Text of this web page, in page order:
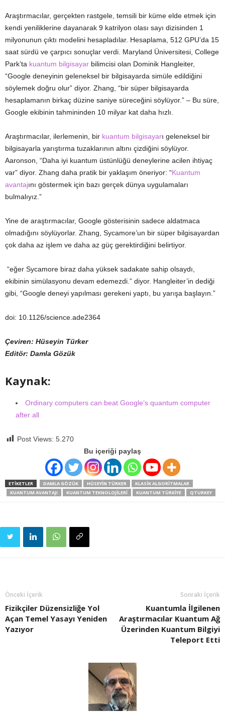
Araştırmacılar, gerçekten rastgele, temsili bir küme elde etmek için
kendi yeniliklerine dayanarak 9 katrilyon olası sayı dizisinden 1
milyonunun çıktı modelini hesapladılar. Hesaplama, 512 GPU’da 15
saat sürdü ve çarpıcı sonuçlar verdi. Maryland Üniversitesi, College
Park’ta kuantum bilgisayar bilimcisi olan Dominik Hangleiter,
“Google deneyinin geleneksel bir bilgisayarda simüle edildiğini
söylemek doğru olur” diyor. Zhang, “bir süper bilgisayarda
hesaplamanın birkaç düzine saniye süreceğini söylüyor.” – Bu süre,
Google ekibinin tahmininden 10 milyar kat daha hızlı.
Araştırmacılar, ilerlemenin, bir kuantum bilgisayarı geleneksel bir
bilgisayarla yarıştırma tuzaklarının altını çizdiğini söylüyor.
Aaronson, “Daha iyi kuantum üstünlüğü deneylerine acilen ihtiyaç
var” diyor. Zhang daha pratik bir yaklaşım öneriyor: “Kuantum
avantajını göstermek için bazı gerçek dünya uygulamaları
bulmalıyız.”
Yine de araştırmacılar, Google gösterisinin sadece aldatmaca
olmadığını söylüyorlar. Zhang, Sycamore’un bir süper bilgisayardan
çok daha az işlem ve daha az güç gerektirdiğini belirtiyor.
“eğer Sycamore biraz daha yüksek sadakate sahip olsaydı,
ekibinin simülasyonu devam edemezdi.” diyor. Hangleiter’in dediği
gibi, “Google deneyi yapılması gerekeni yaptı, bu yarışa başlayın.”
doi: 10.1126/science.ade2364
Çeviren: Hüseyin Türker
Editör: Damla Gözük
Kaynak:
Ordinary computers can beat Google’s quantum computer
after all
Post Views: 5.270
Bu içeriği paylaş
ETIKETLER DAMLA GÖZÜK HÜSEYIN TÜRKER
KLASIK ALGORITMALAR
KUANTUM AVANTAJI
KUANTUM TEKNOLOJILERI KUANTUM TÜRKIYE QTURKEY
Önceki İçerik
Fizikçiler Düzensizliğe Yol
Açan Temel Yasayı Yeniden
Yazıyor
Sonraki İçerik
Kuantumla İlgilenen
Araştırmacılar Kuantum Ağ
Üzerinden Kuantum Bilgiyi
Teleport Etti